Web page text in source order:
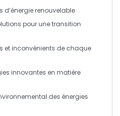
d’énergie renouvelable
pour une transition
etinconvénients de chaque
innovantes en matière
des énergies